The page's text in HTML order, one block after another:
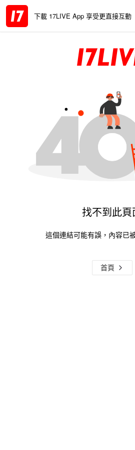
下載 17LIVE App 享受更直接互動
找不到此頁
這個連結可能有誤，內容已
首頁